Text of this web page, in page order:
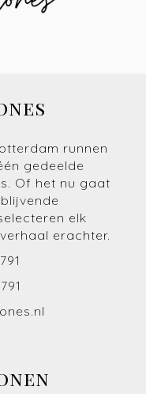
runnen
gedeelde
Of het nu gaat
elk
erachter.